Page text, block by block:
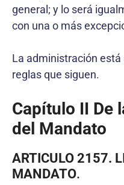
general; y lo será
con una o más
La administración
reglas que siguen.
Capítulo II De
del Mandato
ARTICULO 2157.
MANDATO.